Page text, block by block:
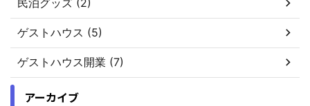
ゲストハウス (5)
ゲストハウス開業 (7)
アーカイブ